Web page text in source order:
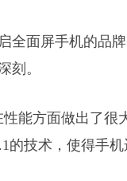
全面屏手机的品
刻。
能方面做出了很
的技术，使得手